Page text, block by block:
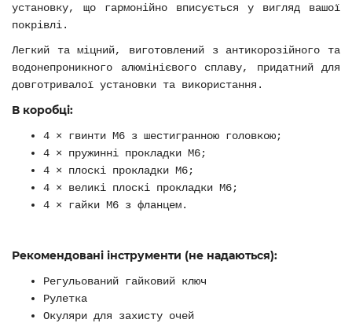
установку, що гармонійно вписується у вигляд вашої
покрівлі.
Легкий та міцний, виготовлений з антикорозійного та
водонепроникного алюмінієвого сплаву, придатний для
довготривалої установки та використання.
В коробці:
4 × гвинти M6 з шестигранною головкою;
4 × пружинні прокладки M6;
4 × плоскі прокладки M6;
4 × великі плоскі прокладки M6;
4 × гайки M6 з фланцем.
Рекомендовані інструменти (не надаються):
Регульований гайковий ключ
Рулетка
Окуляри для захисту очей